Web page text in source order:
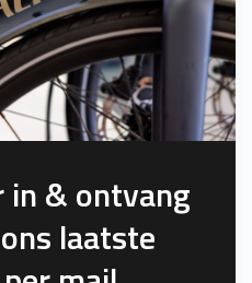
in & ontvang
laatste